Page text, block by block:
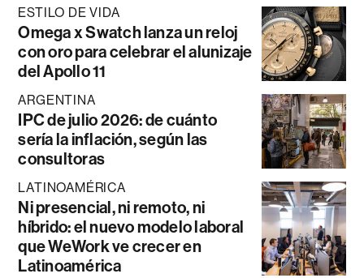
ESTILO DE VIDA
Omega x Swatch lanza un reloj
con oro para celebrar el alunizaje
del Apollo 11
ARGENTINA
IPC de julio 2026: de cuánto
sería la inflación, según las
consultoras
LATINOAMÉRICA
Ni presencial, ni remoto, ni
híbrido: el nuevo modelo laboral
que WeWork ve crecer en
Latinoamérica